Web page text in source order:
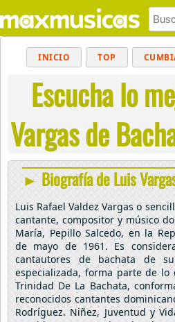
INICIO TOP
MUSICA
BALADAS ALTERNATIVO
CUMBIAS
Escucha lo
Vargas de
► Biografía de Luis
Luis Rafael Valdez Vargas o
cantante, compositor y músico
María, Pepillo Salcedo, en la
de mayo de 1961. Es
cantautores de bachata de
especializada, forma parte de lo
Trinidad De La Bachata,
reconocidos cantantes
Rodríguez. Niñez, Juventud y